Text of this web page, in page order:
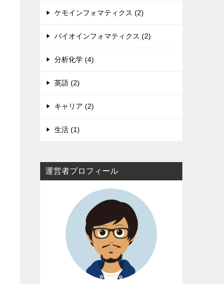
ケモインフォマティクス (2)
バイオインフォマティクス (2)
分析化学 (4)
英語 (2)
キャリア (2)
生活 (1)
運営者プロフィール